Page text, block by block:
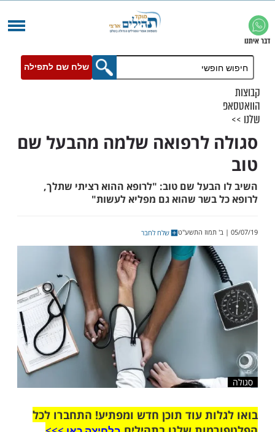
שלח שם לתפילה
לרפואה שלמה מהבעל שם
שם טוב: "לרופא ההוא רציתי שתלך,
בשר שהוא גם מפליא לעשות"
שלח לחבר